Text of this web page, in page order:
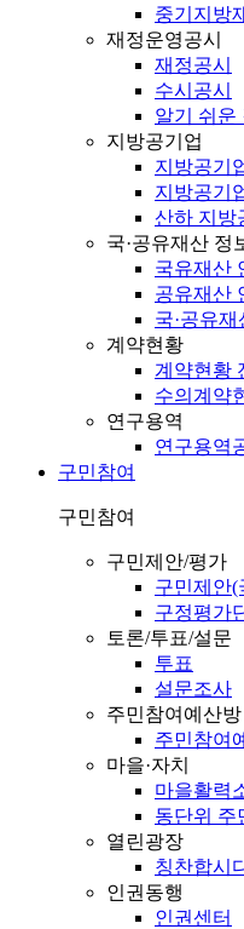
중기지방
재정운영공시
재정공시
수시공시
알기 쉬운
지방공기업
지방공기
지방공기
산하 지방
국·공유재산 정
국유재산
공유재산
국·공유
계약현황
계약현황
수의계약
연구용역
연구용역
구민참여
구민참여
구민제안/평가
구민제안(
구정평가
토론/투표/설문
투표
설문조사
주민참여예산방
주민참여
마을·자치
마을활력
동단위 주
열린광장
칭찬합시
인권동행
인권센터